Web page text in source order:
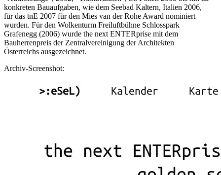
konkreten Bauaufgaben, wie dem Seebad Kaltern, Italien 2006,
für das tnE 2007 für den Mies van der Rohe Award nominiert
wurden. Für den Wolkenturm Freiluftbühne Schlosspark
Grafenegg (2006) wurde the next ENTERprise mit dem
Bauherrenpreis der Zentralvereinigung der Architekten
Österreichs ausgezeichnet.
Archiv-Screenshot: